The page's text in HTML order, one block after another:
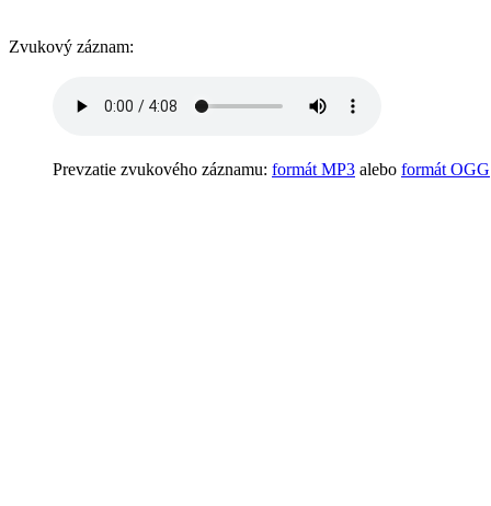
Zvukový záznam:
Prevzatie zvukového záznamu: formát MP3 alebo formát OGG